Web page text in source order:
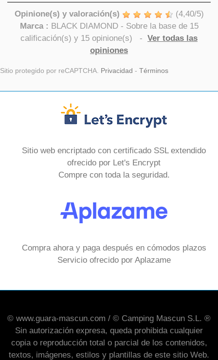
Opinione(s) y valoración(s) (4,40/5)
Marca : BLACK DIAMOND- Sobre la base de 15
calificación(s) y 15 opinione(s) - Ver todas las
opiniones
Sitio protegido por reCAPTCHA. Privacidad - Términos
Sitio web encriptado con certificado SSL extendido
ofrecido por Let's Encrypt
Compre con toda la seguridad.
Compra ahora y paga después en cómodos plazos
Servicio ofrecido por Aplazame
© www.guara-mascun.com / © Camping Mascun S.L. ®
Sin autorización expresa, queda prohibida cualquier
copia o reproducción total o parcial de los contenidos,
textos, imágenes, estilos y plantillas de este sitio Web.